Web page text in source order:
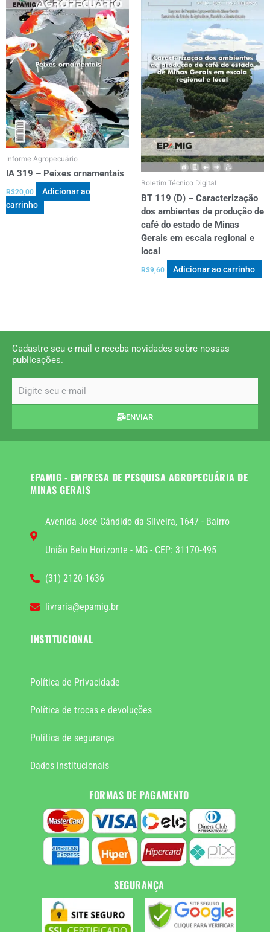
Informe Agropecuário
IA 319 – Peixes ornamentais
R$20,00
Adicionar ao
carrinho
Boletim Técnico Digital
BT 119 (D) – Caracterização
dos ambientes de produção de
café do estado de Minas
Gerais em escala regional e
local
R$9,60 Adicionar ao carrinho
Cadastre seu e-mail e receba novidades sobre nossas
publicações.
ENVIAR
EPAMIG - EMPRESA DE PESQUISA AGROPECUÁRIA DE
MINAS GERAIS
Avenida José Cândido da Silveira, 1647 - Bairro
União Belo Horizonte - MG - CEP: 31170-495
(31) 2120-1636
livraria@epamig.br
INSTITUCIONAL
Política de Privacidade
Política de trocas e devoluções
Política de segurança
Dados institucionais
FORMAS DE PAGAMENTO
SEGURANÇA